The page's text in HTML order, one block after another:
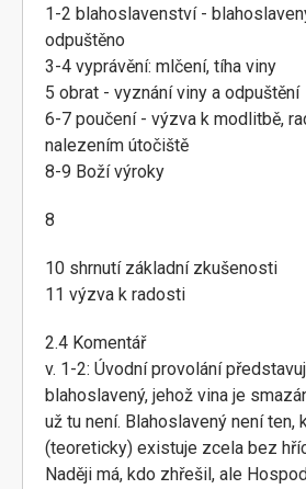
1-2 blahoslavenství -
odpuštěno
3-4 vyprávění: mlčení, tíha viny
5 obrat - vyznání viny a odpuštění
6-7 poučení - výzva k modlitbě,
nalezením útočiště
8-9 Boží výroky
8
10 shrnutí základní zkušenosti
11 výzva k radosti
2.4 Komentář
v. 1-2: Úvodní provolání
blahoslavený, jehož vina je
už tu není. Blahoslavený není ten,
(teoreticky) existuje zcela bez
Naději má, kdo zhřešil, ale